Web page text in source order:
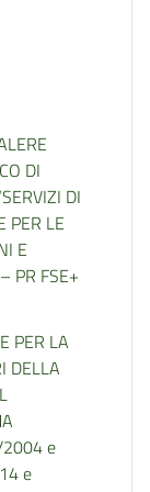
DI
DI
PER LE
E
PR FSE+
PER LA
DELLA
2004 e
e